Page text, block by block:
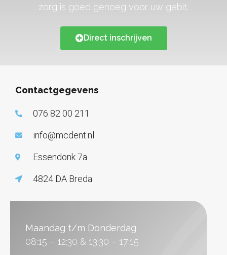
zorg is goed genoeg voor uw gebit.
Direct inschrijven
Contactgegevens
076 82 00 211
info@mcdent.nl
Essendonk 7a
4824 DA Breda
Maandag t/m Donderdag
08:15 – 12:30 & 13:30 – 17:15